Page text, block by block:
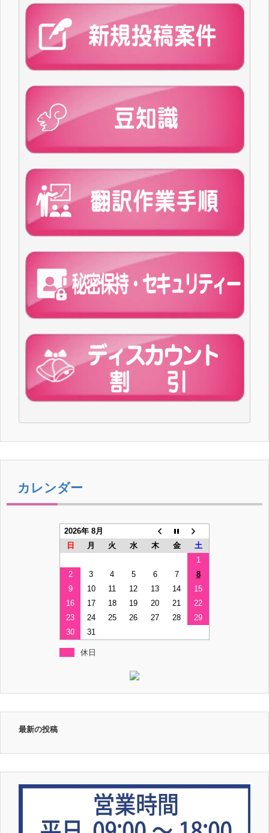
カレンダー
2026年 8月
日
月 火 水 木 金
土
1
2
3 4 5 6 7
8
9
10 11 12 13 14
15
16
17 18 19 20 21
22
23
24 25 26 27 28
29
30
31
休日
最新の投稿